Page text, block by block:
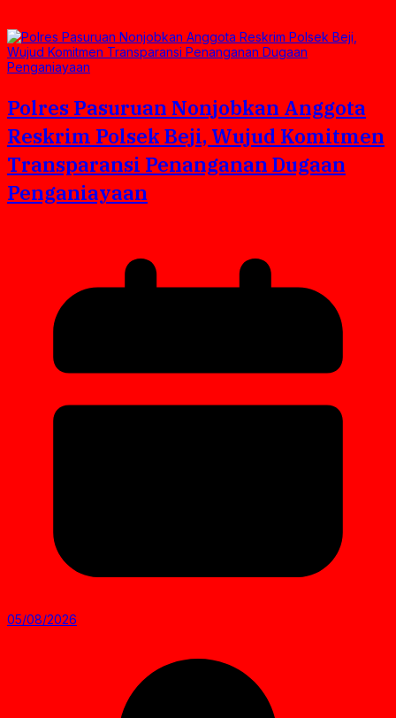
Polres Pasuruan Nonjobkan Anggota
Reskrim Polsek Beji, Wujud Komitmen
Transparansi Penanganan Dugaan
Penganiayaan
05/08/2026